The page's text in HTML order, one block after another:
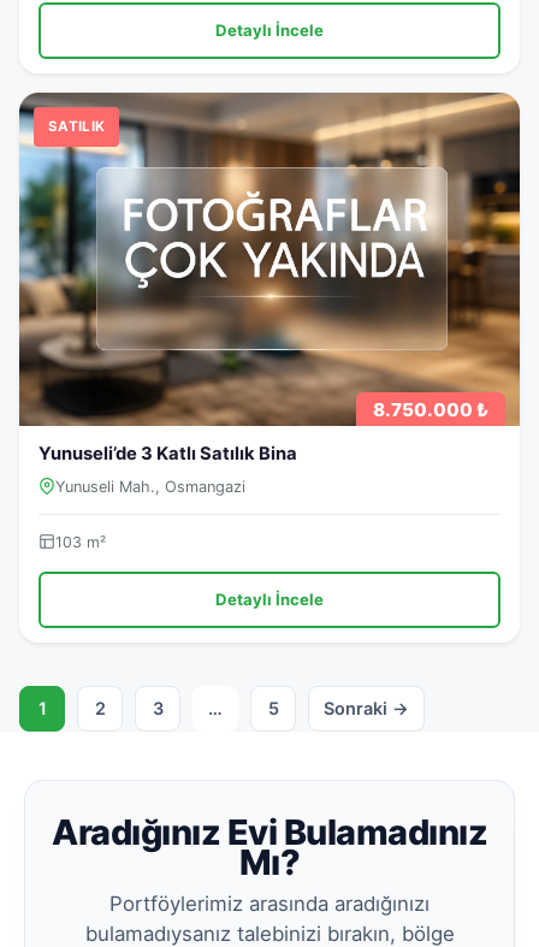
Detaylı İncele
SATILIK
8.750.000 ₺
Yunuseli’de 3 Katlı Satılık Bina
Yunuseli Mah., Osmangazi
103 m²
Detaylı İncele
1 2 3 … 5 Sonraki →
Aradığınız Evi Bulamadınız
Mı?
Portföylerimiz arasında aradığınızı
bulamadıysanız talebinizi bırakın, bölge